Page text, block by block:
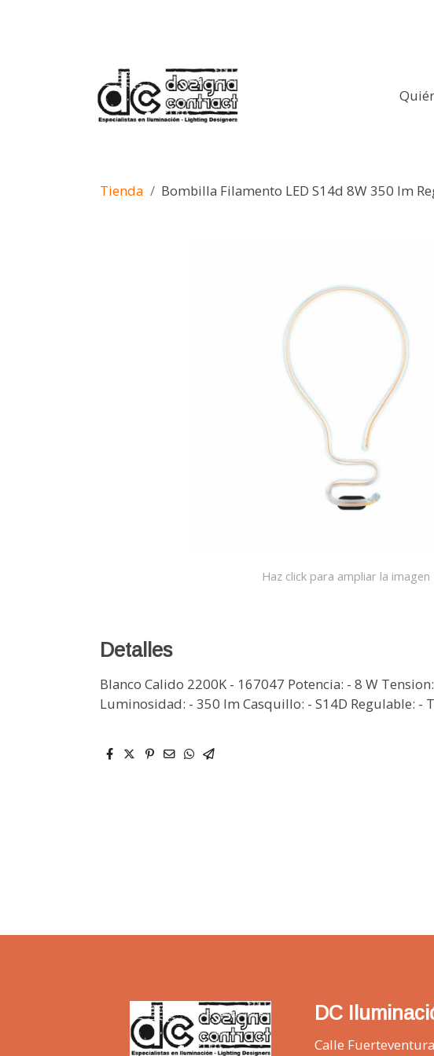
Tienda Bombilla Filamento LED S14d 8W 350 lm
Haz click para ampliar la imagen
Detalles
Blanco Calido 2200K - 167047 Potencia: - 8 W
Luminosidad: - 350 lm Casquillo: - S14D Regulable: -
DC
Calle